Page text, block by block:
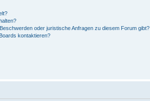
oder juristische Anfragen zu diesem Forum gibt?
kontaktieren?